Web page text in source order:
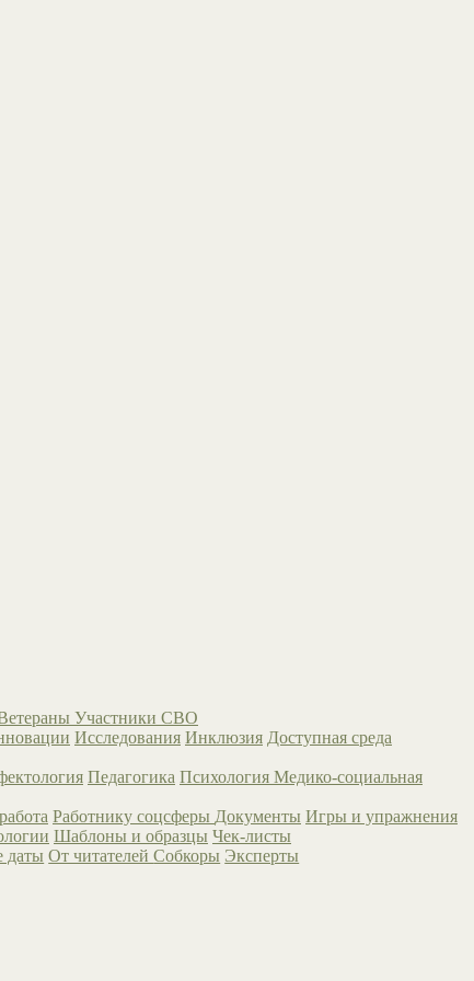
Участники СВО
Исследования Инклюзия Доступная среда
Педагогика Психология Медико-социальная
Работнику соцсферы Документы Игры и упражнения
Шаблоны и образцы Чек-листы
даты От читателейСобкоры Эксперты